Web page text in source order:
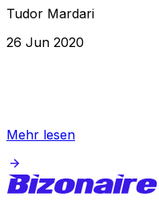
Tudor Mardari
26 Jun 2020
Mehr lesen